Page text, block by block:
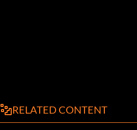
RELATED CONTENT